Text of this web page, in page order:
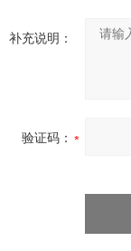
补充说明：
验证码：